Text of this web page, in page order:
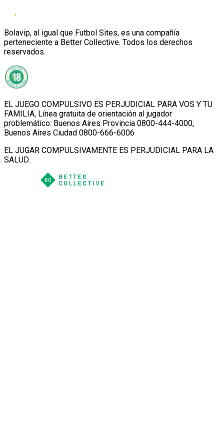
Bolavip, al igual que Futbol Sites, es una compañía
perteneciente a Better Collective. Todos los derechos
reservados.
EL JUEGO COMPULSIVO ES PERJUDICIAL PARA VOS Y TU
FAMILIA, Línea gratuita de orientación al jugador
problemático: Buenos Aires Provincia 0800-444-4000,
Buenos Aires Ciudad 0800-666-6006
EL JUGAR COMPULSIVAMENTE ES PERJUDICIAL PARA LA
SALUD.